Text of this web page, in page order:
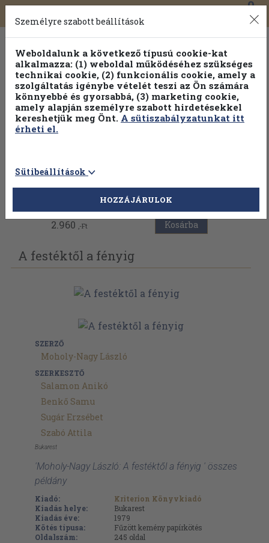
Toggle
navigation
0
Vissza az előző oldalra
2.960 ,-Ft Kosárba
A festéktől a fényig
SZERZŐ
Moholy-Nagy László
SZERKESZTŐ
Salamon Anikó
Benkő Samu
Sugár Erzsébet
Szabó Attila
Bukarest
'Moholy-Nagy László: A festéktől a fényig ' összes
példány
Kiadó:
Kriterion Könyvkiadó
Kiadás helye:
Bukarest
Kiadás éve:
1979
Kötés típusa:
Fűzött kemény papírkötés
Oldalszám:
245 oldal
Személyre szabott beállítások
Weboldalunk a következő típusú cookie-kat
alkalmazza: (1) weboldal működéséhez szükséges
technikai cookie, (2) funkcionális cookie, amely a
szolgáltatás igénybe vételét teszi az Ön számára
könnyebbé és gyorsabbá, (3) marketing cookie,
amely alapján személyre szabott hirdetésekkel
kereshetjük meg Önt. A sütiszabályzatunkat itt
érheti el.
Sütibeállítások
HOZZÁJÁRULOK